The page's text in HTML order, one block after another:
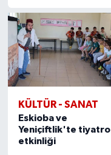
KÜLTÜR - SANAT
Eskioba ve
Yeniçiftlik'te tiyatro
etkinliği